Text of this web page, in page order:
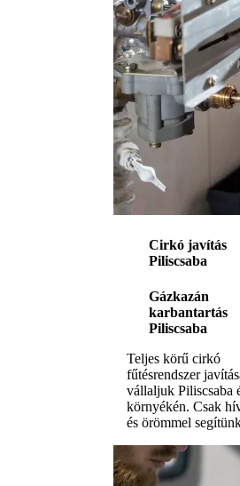
Cirkó javítás
Piliscsaba
Gázkazán
karbantartás
Piliscsaba
Teljes körű cirkó
fűtésrendszer
vállaljuk Piliscsaba
környékén. Csak
és örömmel